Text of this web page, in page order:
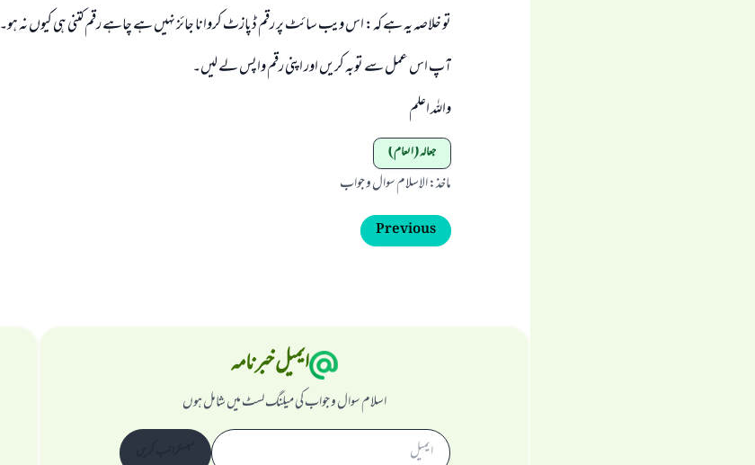
تو خلاصہ یہ ہے کہ: اس ویب سائٹ پر رقم ڈپازٹ کروانا جائز نہیں ہے چاہے رقم کتنی ہی کیوں نہ ہو۔
آپ اس عمل سے توبہ کریں اور اپنی رقم واپس لے لیں۔
واللہ اعلم
جعالہ (انعام)
ماخذ:الاسلام سوال و جواب
Previous
ایمیل خبرنامہ
اسلام سوال و جواب کی میلنگ لسٹ میں شامل ہوں